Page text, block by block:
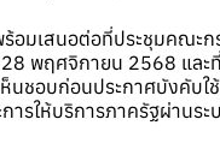
อมเสนอต่อที่ประชุมคณะก
พฤศจิกายน 2568 และ
ชอบก่อนประกาศบังคับใช้
รให้บริการภาครัฐผ่านร